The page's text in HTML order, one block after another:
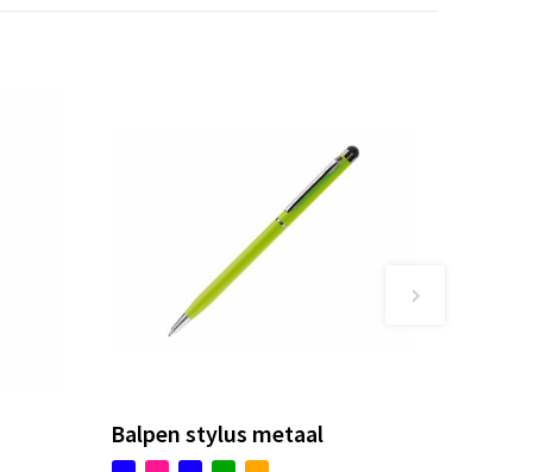
Balpen stylus metaal